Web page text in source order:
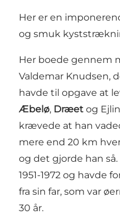
Her er en
og smuk
Her boede gennem
Valdemar Knudsen,
havde til opgave at
Æbelø, Dræet og
krævede at han
mere end 20 km
og det gjorde han
1951-1972 og havde
fra sin far, som var
30 år.